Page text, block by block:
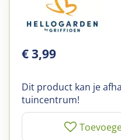
€3,99
Dit product kan je
tuincentrum!